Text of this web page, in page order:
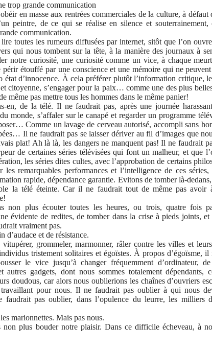
trop grande communication
en masse aux rentrées commerciales de la culture, à défaut
peintre, de ce qui se réalise en silence et souterrainement,
communication.
toutes les rumeurs diffusées par internet, sitôt que l’on
qui nous tombent sur la tête, à la manière des journaux à
notre curiosité, une curiosité comme un vice, à chaque
étouffé par une conscience et une mémoire qui ne peuvent
état d’innocence. À cela préférer plutôt l’information critique,
citoyenne, s’engager pour la paix… comme une des plus
même pas mettre tous les hommes dans le même panier!
en, de la télé. Il ne faudrait pas, après une journée
monde, s’affaler sur le canapé et regarder un programme
Comme un lavage de cerveau autorisé, accompli sans
Il ne faudrait pas se laisser dériver au fil d’images que
plat! Ah là là, les dangers ne manquent pas! Il ne faudrait
de certaines séries télévisées qui font un malheur, et que
les séries dites cultes, avec l’approbation de certains
les remarquables performances et l’intelligence de ces
rapide, dépendance garantie. Evitons de tomber là-
la télé éteinte. Car il ne faudrait tout de même pas avoir
non plus écouter toutes les heures, ou trois, quatre fois
évidente de redites, de tomber dans la crise à pieds joints,
vraiment pas.
d’audace et de résistance.
grommeler, marmonner, râler contre les villes et
tristement solitaires et égoïstes. À propos d’égoïsme, il
le vice jusqu’à changer fréquemment d’ordinateur,
autres gadgets, dont nous sommes totalement dépendants,
doudous, car alors nous oublierions les chaînes d’ouvriers
travaillant pour nous. Il ne faudrait pas oublier à qui nous
pas oublier, dans l’opulence du leurre, les milliers
marionnettes. Mais pas nous.
non plus bouder notre plaisir. Dans ce difficile écheveau, à